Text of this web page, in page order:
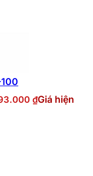
₫Giá hiện